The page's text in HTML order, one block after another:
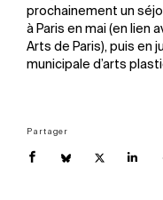
prochainement un
à Paris en mai (en lien
Arts de Paris), puis en
municipale d’arts
Partager